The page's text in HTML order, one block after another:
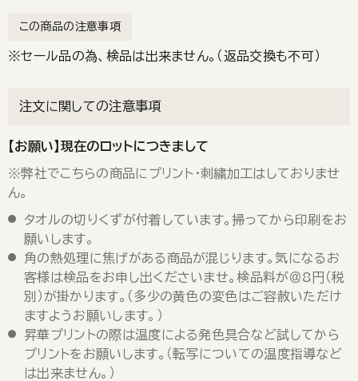
この商品の注意事項
※セール品の為、検品は出来ません。（返品交換も不可）
注文に関しての注意事項
【お願い】現在のロットにつきまして
※弊社でこちらの商品にプリント・刺繍加工はしておりませ
ん。
タオルの切りくずが付着しています。掃ってから印刷をお
願いします。
角の熱処理に焦げがある商品が混じります。気になるお
客様は検品をお申し出くださいませ。検品料が＠8円（税
別）が掛かります。（多少の黄色の変色はご容赦いただけ
ますようお願いします。）
昇華プリントの際は温度による発色具合など試してから
プリントをお願いします。（転写についての温度指導など
は出来ません。）